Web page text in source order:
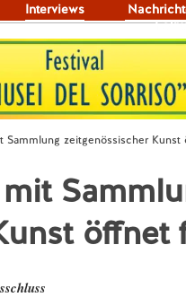
Interviews
Sammlung zeitgenössischer
öffnet